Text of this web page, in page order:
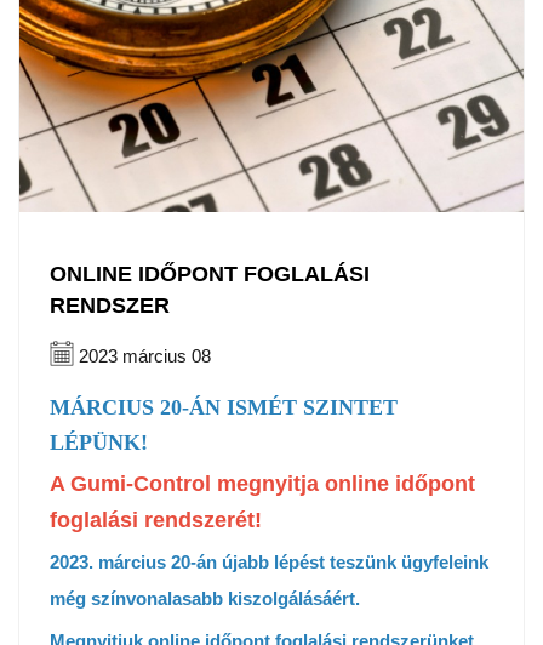
ONLINE IDŐPONT FOGLALÁSI
RENDSZER
2023 március 08
MÁRCIUS 20-ÁN ISMÉT SZINTET
LÉPÜNK!
A Gumi-Control megnyitja online időpont
foglalási rendszerét!
2023. március 20-án újabb lépést teszünk ügyfeleink
még színvonalasabb kiszolgálásáért.